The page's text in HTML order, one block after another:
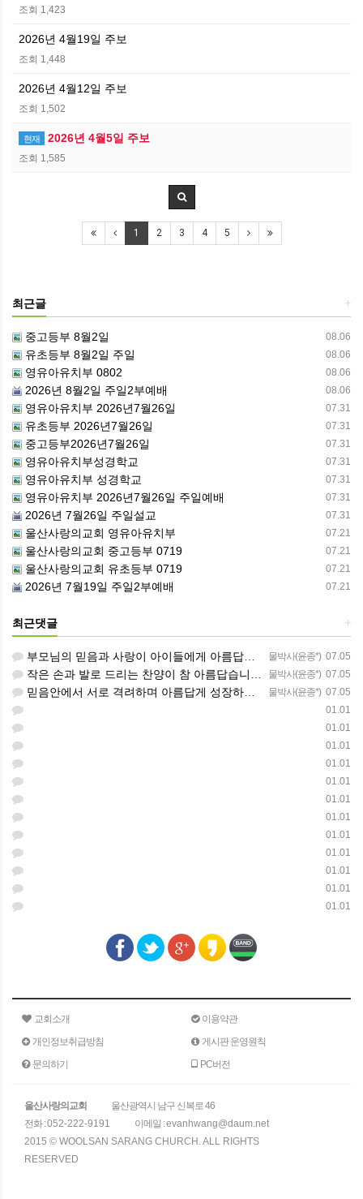
조회 1,423
2026년 4월19일 주보
조회 1,448
2026년 4월12일 주보
조회 1,502
현재 2026년 4월5일 주보
조회 1,585
1 2 3 4 5
+
최근글
08.06
중고등부 8월2일
08.06
유초등부 8월2일 주일
08.06
영유아유치부 0802
08.06
2026년 8월2일 주일2부예배
07.31
영유아유치부 2026년7월26일
07.31
유초등부 2026년7월26일
07.31
중고등부2026년7월26일
07.31
영유아유치부성경학교
07.31
영유아유치부 성경학교
07.31
영유아유치부 2026년7월26일 주일예배
07.31
2026년 7월26일 주일설교
07.21
울산사랑의교회 영유아유치부
07.21
울산사랑의교회 중고등부 0719
07.21
울산사랑의교회 유초등부 0719
07.21
2026년 7월19일 주일2부예배
+
최근댓글
물박사(윤종*) 07.05
부모님의 믿음과 사랑이 아이들에게 아름답게 이어지길 축복합니다
물박사(윤종*) 07.05
작은 손과 발로 드리는 찬양이 참 아름답습니다 하나님의 사랑이 늘 함께하길 기도합니다
물박사(윤종*) 07.05
믿음안에서 서로 격려하며 아름답게 성장하는 중고등부가 되길 응원합니다
01.01
01.01
01.01
01.01
01.01
01.01
01.01
01.01
01.01
01.01
01.01
01.01
교회소개
이용약관
개인정보취급방침
게시판 운영원칙
문의하기
PC버전
울산사랑의교회
울산광역시 남구 신복로 46
전화 :052-222-9191 이메일 :evanhwang@daum.net
2015 © WOOLSAN SARANG CHURCH. ALL RIGHTS
RESERVED